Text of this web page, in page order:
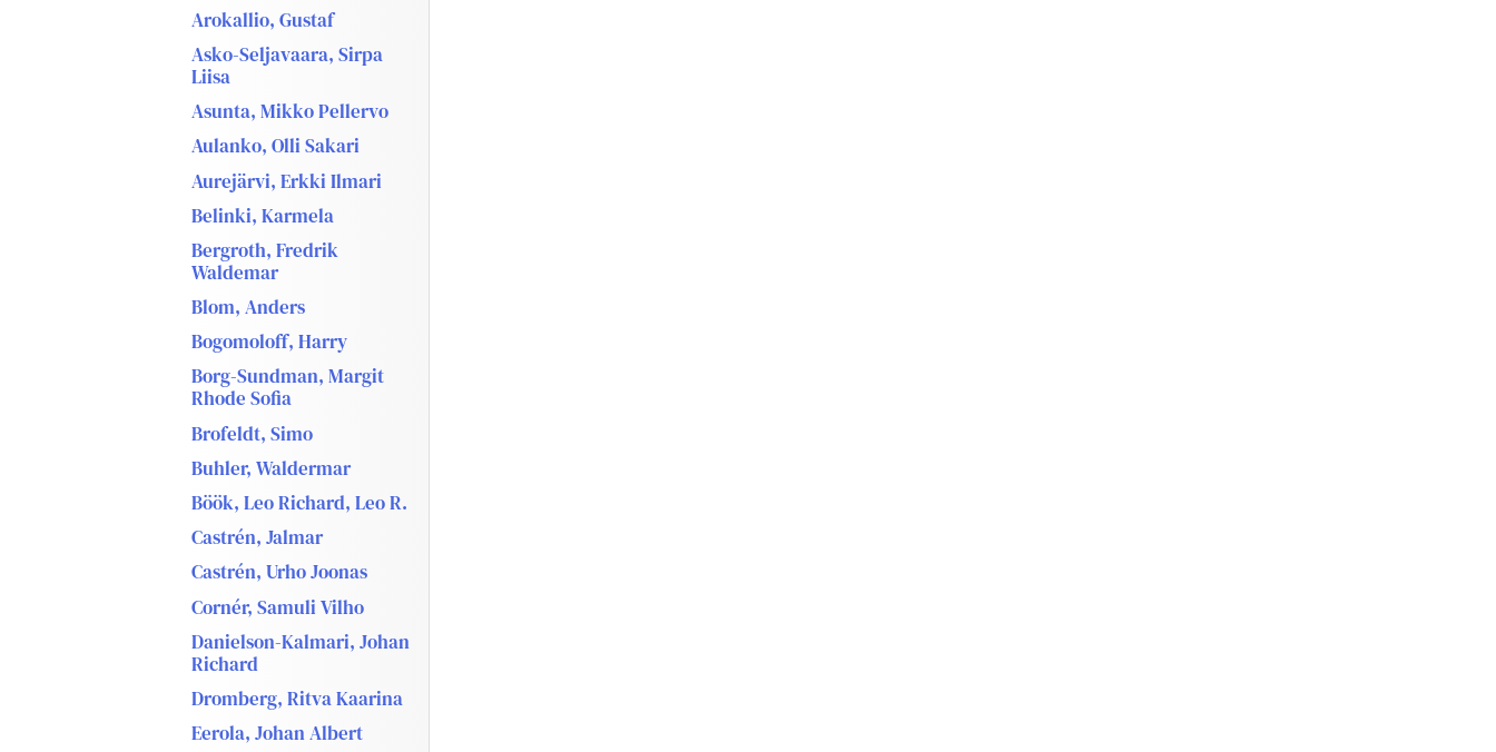
Arokallio, Gustaf
Asko-Seljavaara, Sirpa
Liisa
Asunta, Mikko Pellervo
Aulanko, Olli Sakari
Aurejärvi, Erkki Ilmari
Belinki, Karmela
Bergroth, Fredrik
Waldemar
Blom, Anders
Bogomoloff, Harry
Borg-Sundman, Margit
Rhode Sofia
Brofeldt, Simo
Buhler, Waldermar
Böök, Leo Richard, Leo R.
Castrén, Jalmar
Castrén, Urho Joonas
Cornér, Samuli Vilho
Danielson-Kalmari, Johan
Richard
Dromberg, Ritva Kaarina
Eerola, Johan Albert